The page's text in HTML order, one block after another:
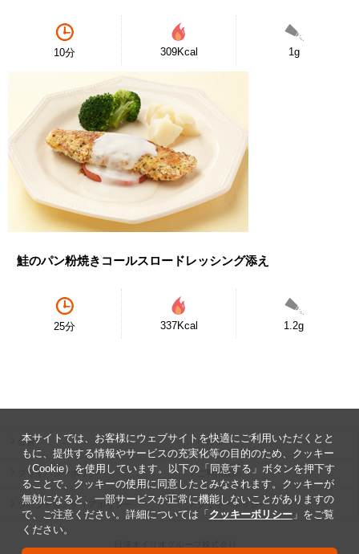
10分 309Kcal 1g
鮭のパン粉焼きコールスロードレッシング添え
25分 337Kcal 1.2g
公告 ヘルプ
プライバシーポリシー ご利用規約
ソーシャルメディアポリシー クッキーポリシー
本サイトでは、お客様にウェブサイトを快適にご利用いただくとと
もに、提供する情報やサービスの充実化等の目的のため、クッキー
（Cookie）を使用しています。以下の「同意する」ボタンを押下す
ることで、クッキーの使用に同意したとみなされます。クッキーが
無効になると、一部サービスが正常に機能しないことがありますの
で、ご注意ください。詳細については「クッキーポリシー」をご覧
ください。